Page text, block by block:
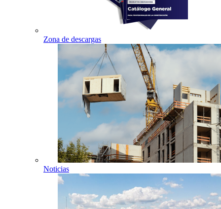
Zona de descargas
Noticias